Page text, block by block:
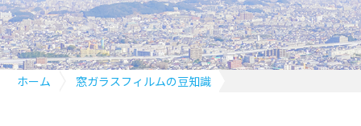
ホーム
窓ガラスフィルムの豆知識